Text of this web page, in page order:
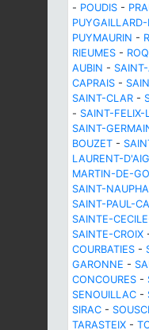
- POUDIS -
PUYMAURIN -
RIEUMES -
AUBIN -
CAPRAIS -
SAINT-CLAR -
- SAINT-FELIX-
SAINT-
BOUZET -
LAURENT-
MARTIN-DE-
SAINT-
SAINT-PAUL-
SAINTE-
SAINTE-CROIX
COURBATIES -
GARONNE -
CONCOURES -
SENOUILLAC -
SIRAC -
TARASTEIX -